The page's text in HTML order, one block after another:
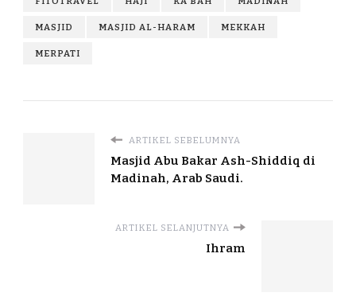
MASJID MASJID AL-HARAM MEKKAH
MERPATI
ARTIKEL SEBELUMNYA
Masjid Abu Bakar Ash-Shiddiq di
Madinah, Arab Saudi.
ARTIKEL SELANJUTNYA
Ihram